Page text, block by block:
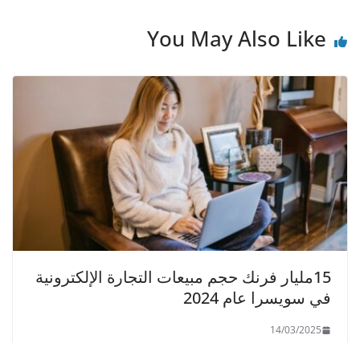
You May Also Like
15مليار فرنك حجم مبيعات التجارة الإلكترونية
في سويسرا عام 2024
14/03/2025